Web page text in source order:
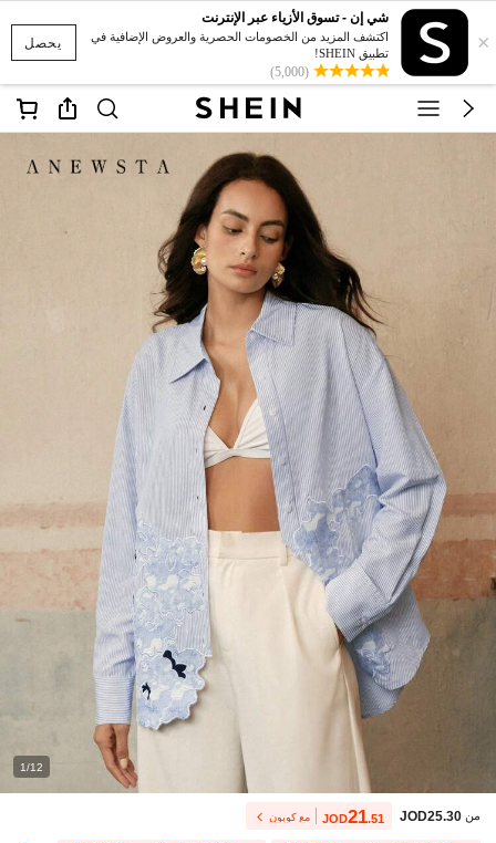
يحصل ×
شي إن - تسوق الأزياء عبر الإنترنت
اكتشف المزيد من الخصومات الحصرية والعروض الإضافية في
تطبيق SHEIN!
(5,000)
1/12
من JOD25.30
JOD21.51 مع كوبون